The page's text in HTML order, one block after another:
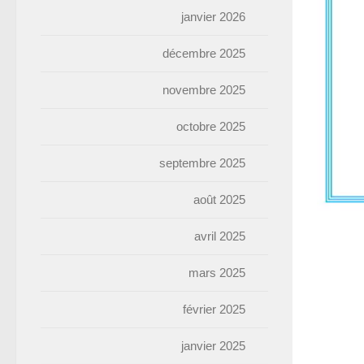
janvier 2026
décembre 2025
novembre 2025
octobre 2025
septembre 2025
août 2025
avril 2025
mars 2025
février 2025
janvier 2025